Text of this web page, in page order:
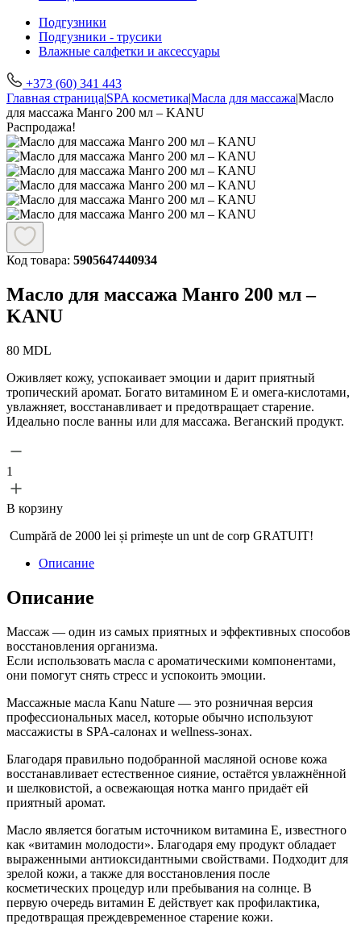
Подгузники
Подгузники - трусики
Влажные салфетки и аксессуары
+373 (60) 341 443
Главная страница|SPA косметика|Масла для массажа|Масло
для массажа Манго 200 мл – KANU
Распродажа!
Код товара: 5905647440934
Масло для массажа Манго 200 мл –
KANU
80 MDL
Оживляет кожу, успокаивает эмоции и дарит приятный
тропический аромат. Богато витамином E и омега-кислотами,
увлажняет, восстанавливает и предотвращает старение.
Идеально после ванны или для массажа. Веганский продукт.
1
В корзину
Cumpără de 2000 lei și primește un unt de corp GRATUIT!
Описание
Описание
Массаж — один из самых приятных и эффективных способов
восстановления организма.
Если использовать масла с ароматическими компонентами,
они помогут снять стресс и успокоить эмоции.
Массажные масла Kanu Nature — это розничная версия
профессиональных масел, которые обычно используют
массажисты в SPA-салонах и wellness-зонах.
Благодаря правильно подобранной масляной основе кожа
восстанавливает естественное сияние, остаётся увлажнённой
и шелковистой, а освежающая нотка манго придаёт ей
приятный аромат.
Масло является богатым источником витамина E, известного
как «витамин молодости». Благодаря ему продукт обладает
выраженными антиоксидантными свойствами. Подходит для
зрелой кожи, а также для восстановления после
косметических процедур или пребывания на солнце. В
первую очередь витамин E действует как профилактика,
предотвращая преждевременное старение кожи.